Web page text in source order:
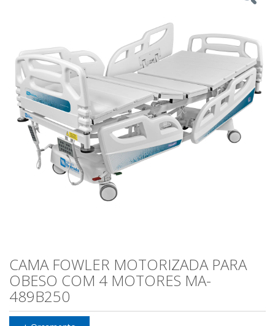
CAMA FOWLER MOTORIZADA PARA
OBESO COM 4 MOTORES MA-
489B250